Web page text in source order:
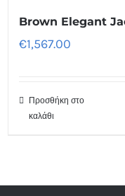
Brown Elegant
€1,567.00
Προσθήκη στο
καλάθι